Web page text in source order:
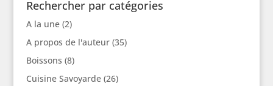
Rechercher par catégories
A la une(2)
A propos de l'auteur(35)
Boissons (8)
Cuisine Savoyarde(26)